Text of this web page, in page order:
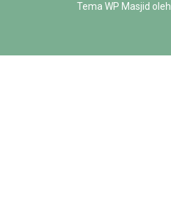
Tema WP Masjid oleh